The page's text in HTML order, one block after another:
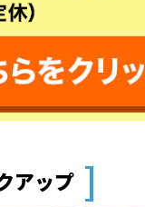
アップ ]